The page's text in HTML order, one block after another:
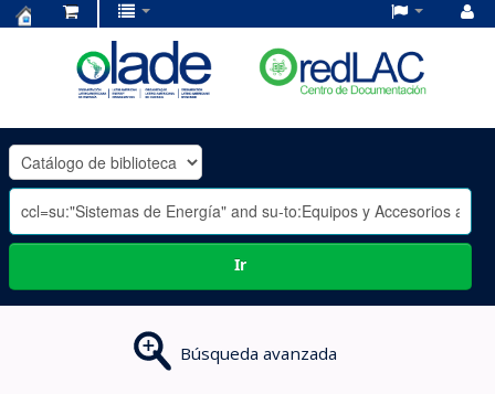
OLADE
-
Ir
Búsqueda avanzada